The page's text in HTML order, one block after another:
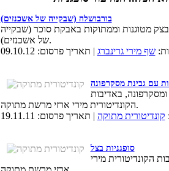
בורבושלה (שבקייה של אשכנזים)
מטוגנות וממתוקות באבקת סוכר (שבקייה
של אשכנזים).
שף מירי גרינברג | תאריך פרסום: 09.10.12
עם גבינת מסקרפונה
ומסקרפונה, באדיבות
הקונדיטורית מירי ארזי מרשת מתוקה.
קונדיטורית מתוקה | תאריך פרסום: 19.11.11
סופגניות בצל
הקונדיטורית מירי